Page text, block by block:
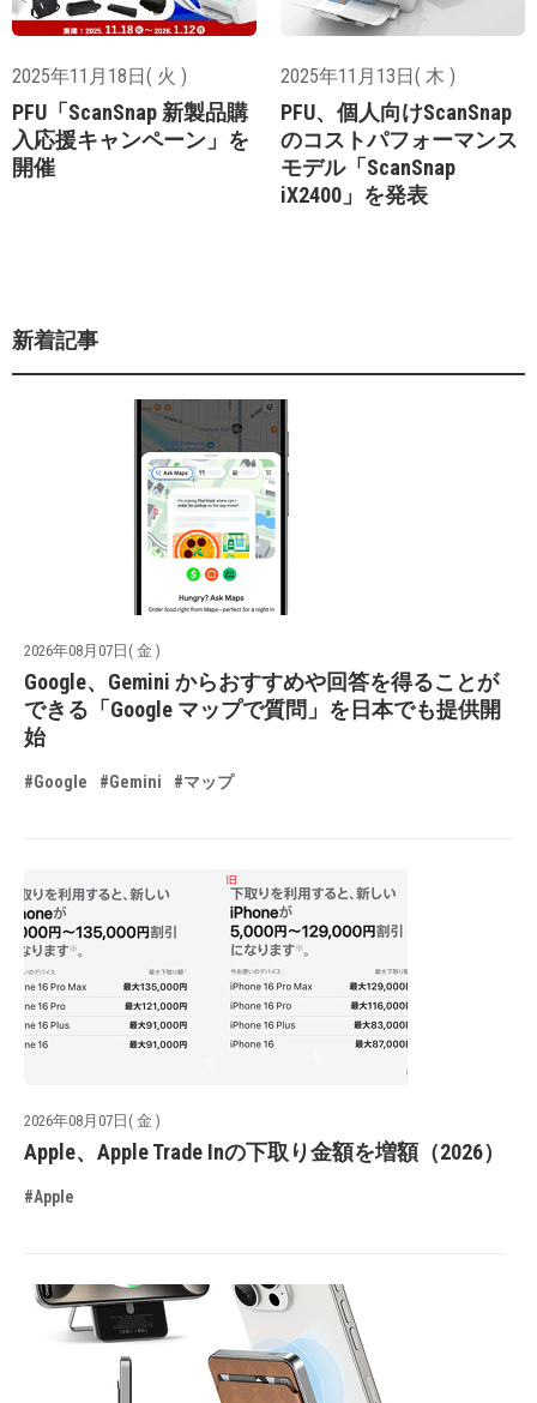
2025年11月18日( 火 )
PFU「ScanSnap 新製品購
入応援キャンペーン」を
開催
2025年11月13日( 木 )
PFU、個人向けScanSnap
のコストパフォーマンス
モデル「ScanSnap
iX2400」を発表
新着記事
2026年08月07日( 金 )
Google、Gemini からおすすめや回答を得ることが
できる「Google マップで質問」を日本でも提供開
始
#Google #Gemini #マップ
2026年08月07日( 金 )
Apple、Apple Trade Inの下取り金額を増額（2026）
#Apple